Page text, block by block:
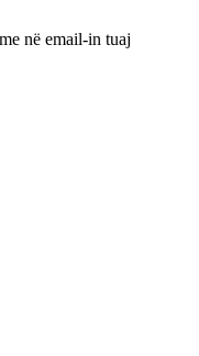
në email-in tuaj